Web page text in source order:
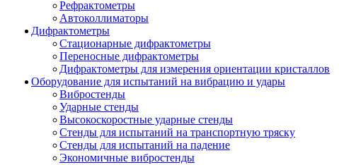
Рефрактометры
Автоколлиматоры
Дифрактометры
Стационарные дифрактометры
Переносные дифрактометры
Дифрактометры для измерения ориентации кристаллов
Оборудование для испытаний на вибрацию и удары
Вибростенды
Ударные стенды
Высокоскоростные ударные стенды
Стенды для испытаний на транспортную тряску
Стенды для испытаний на падение
Экономичные вибростенды